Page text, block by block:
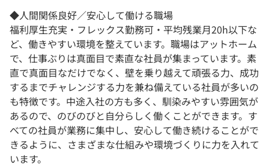
◆人間関係良好／安心して働ける職場
福利厚生充実・フレックス勤務可・平均残業月20h以下な
ど、働きやすい環境を整えています。職場はアットホーム
で、仕事ぶりは真面目で素直な社員が集まっています。素
直で真面目なだけでなく、壁を乗り越えて頑張る力、成功
するまでチャレンジする力を兼ね備えている社員が多いの
も特徴です。中途入社の方も多く、馴染みやすい雰囲気が
あるので、のびのびと自分らしく働くことができます。す
べての社員が業務に集中し、安心して働き続けることがで
きるように、さまざまな仕組みや環境づくりに力を入れて
います。